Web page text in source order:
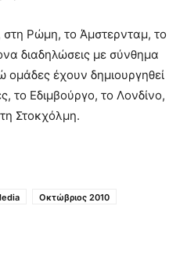
Ρώμη, το Άμστερνταμ, το
διαδηλώσεις με σύνθημα
ομάδες έχουν δημιουργηθεί
το Εδιμβούργο, το Λονδίνο,
Στοκχόλμη.
Οκτώβριος 2010